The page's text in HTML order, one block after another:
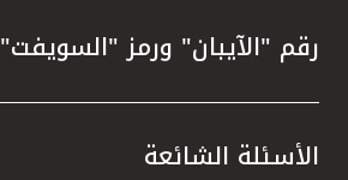
رقم "الآيبان" ورمز "السويفت"
الأسئلة الشائعة